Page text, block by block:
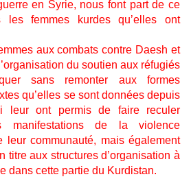
en Syrie, nous font part de ce
femmes kurdes qu’elles ont
aux combats contre Daesh et
du soutien aux réfugiés
sans remonter aux formes
qu’elles se sont données depuis
leur ont permis de faire reculer
manifestations de la violence
leur communauté, mais également
titre aux structures d’organisation à
dans cette partie du Kurdistan.